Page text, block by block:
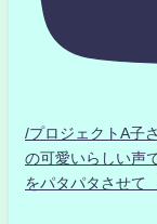
/プロジェクトA
の可愛いらしい声
をパタパタさせて